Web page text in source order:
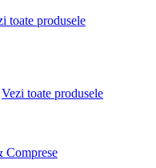
toate produsele
Vezi toate produsele
Comprese